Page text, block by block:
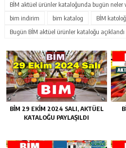
BİM aktüel ürünler kataloğunda bugün neler
bim indirim
bim katalog
BİM
Bugün BİM aktüel ürünler kataloğu açıklandı
BIM 29 EKIM 2024 SALI, AKTÜEL
KATALOĞU PAYLAŞILDI